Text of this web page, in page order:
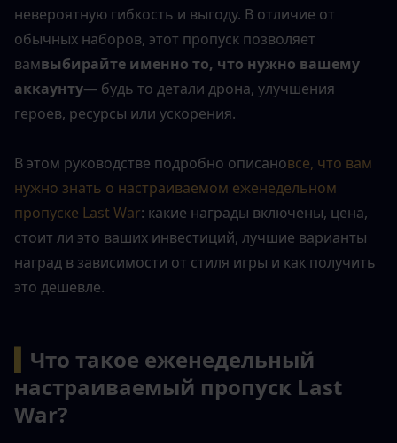
невероятную гибкость и выгоду. В отличие от
обычных наборов, этот пропуск позволяет
вамвыбирайте именно то, что нужно вашему
аккаунту— будь то детали дрона, улучшения
героев, ресурсы или ускорения.
В этом руководстве подробно описановсе, что вам
нужно знать о настраиваемом еженедельном
пропуске Last War: какие награды включены, цена,
стоит ли это ваших инвестиций, лучшие варианты
наград в зависимости от стиля игры и как получить
это дешевле.
Что такое еженедельный
настраиваемый пропуск Last
War?